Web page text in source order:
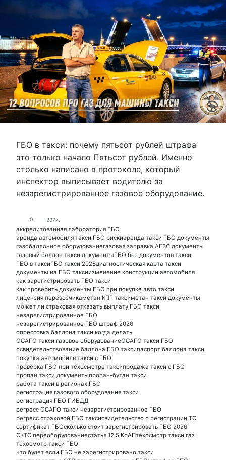
ГБО в такси: почему пятьсот рублей штрафа
это только начало Пятьсот рублей. Именно
столько написано в протоколе, который
инспектор выписывает водителю за
незарегистрированное газовое оборудование.
0 297к.
аккредитованная лаборатория ГБО
аренда автомобиля такси ГБО рискиаренда такси ГБО документы
газобаллонное оборудованиегазовая заправка АГЗС документы
газовый баллон такси документыГБО без документов такси
ГБО в таксиГБО такси 2026диагностическая карта такси
документы на ГБО таксиизменение конструкции автомобиля
как зарегистрировать ГБО такси
как проверить документы ГБО при покупке авто такси
лицензия перевозчикаметан КПГ таксиметан такси документы
может ли страховая отказать выплату ГБО такси
незарегистрированное ГБО
незарегистрированное ГБО штраф 2026
опрессовка баллона такси когда делать
ОСАГО такси газовое оборудованиеОСАГО такси ГБО
освидетельствование баллона ГБО таксипаспорт баллона такси
покупка автомобиля такси с ГБО
проверка ГБО при техосмотре таксипродажа такси с ГБО
пропан такси документыпропан-бутан такси
работа такси в регионах ГБО
регистрация газового оборудования такси
регистрация ГБО ГИБДД
регресс ОСАГО такси незарегистрированное ГБО
регресс страховой ГБО таксисвидетельство о регистрации ТС
сертификат ГБОсколько стоит зарегистрировать ГБО 2026
СКТС переоборудованиестатья 12.5 КоАПтехосмотр такси газ
техосмотр такси ГБО
что будет если ГБО не зарегистрировано такси